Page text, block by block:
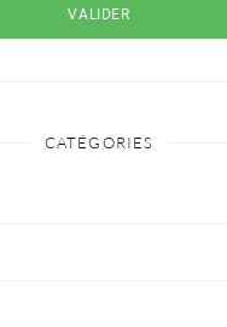
CATÉGORIES